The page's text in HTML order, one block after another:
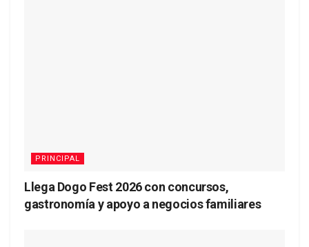
PRINCIPAL
Llega Dogo Fest 2026 con concursos,
gastronomía y apoyo a negocios familiares